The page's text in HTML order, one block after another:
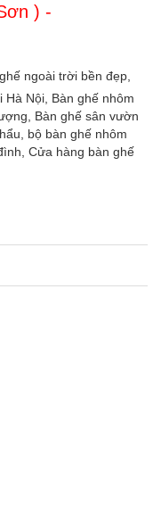
) -
ngoài trời bền đẹp,
Hà Nội, Bàn ghế nhôm
Bàn ghế sân vườn
bộ bàn ghế nhôm
Cửa hàng bàn ghế